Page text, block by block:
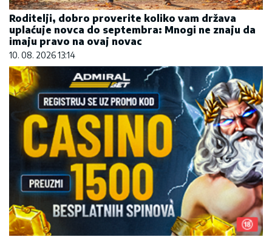
Roditelji, dobro proverite koliko vam država
uplaćuje novca do septembra: Mnogi ne znaju da
imaju pravo na ovaj novac
10. 08. 2026 13:14